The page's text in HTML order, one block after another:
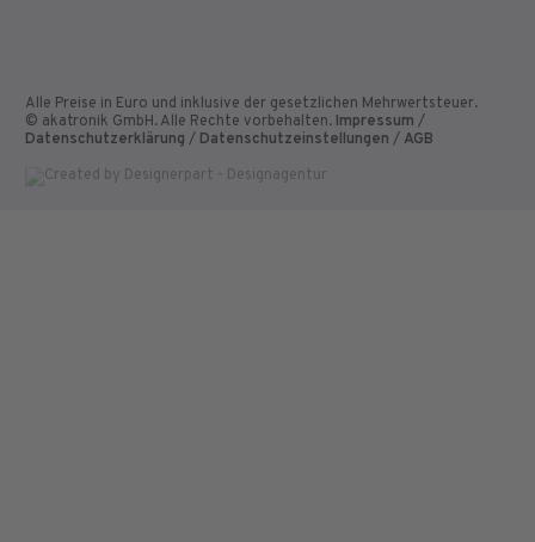
Alle Preise in Euro und inklusive der gesetzlichen Mehrwertsteuer.
© akatronik GmbH. Alle Rechte vorbehalten. Impressum /
Datenschutzerklärung / Datenschutzeinstellungen / AGB